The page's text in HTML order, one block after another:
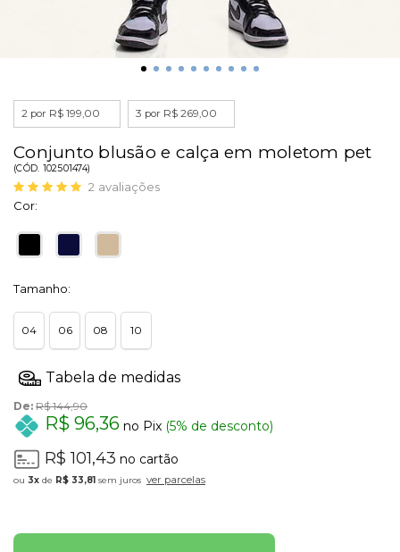
2 por R$ 199,00 3 por R$ 269,00
Conjunto blusão e calça em moletom pet
(CÓD. 102501474)
2 avaliações
Cor:
Tamanho:
04 06 08 10
De: R$ 144,90
R$ 96,36 no Pix (5% de desconto)
R$ 101,43 no cartão
3x de R$ 33,81 sem juros ver parcelas